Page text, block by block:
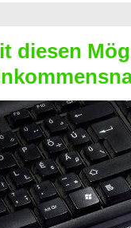
diesen